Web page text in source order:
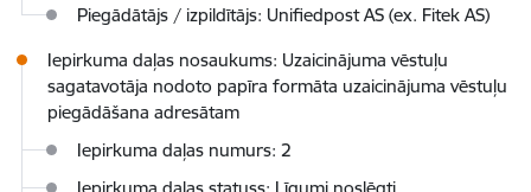
Piegādātājs / izpildītājs: Unifiedpost AS (ex. Fitek AS)
Iepirkuma daļas nosaukums: Uzaicinājuma vēstuļu
sagatavotāja nodoto papīra formāta uzaicinājuma vēstuļu
piegādāšana adresātam
Iepirkuma daļas numurs: 2